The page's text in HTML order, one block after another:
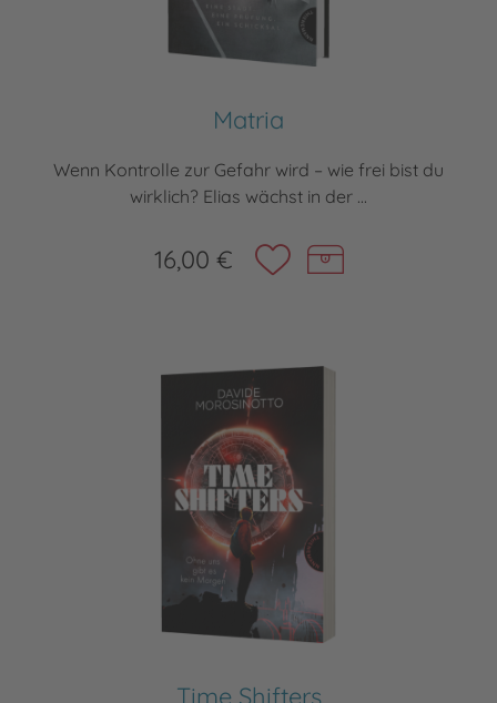
Matria
Wenn Kontrolle zur Gefahr wird – wie frei bist du
wirklich? Elias wächst in der ...
16,00 €
Time Shifters